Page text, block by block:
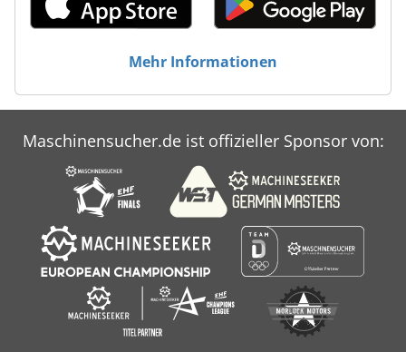
Mehr Informationen
Maschinensucher.de ist offizieller Sponsor von: